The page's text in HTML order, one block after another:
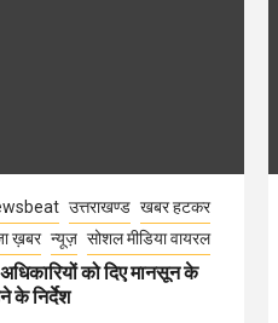
उत्तराखण्ड खबर हटकर
ख़बर न्यूज़ सोशल मीडिया वायरल
को दिए मानसून के
के निर्देश